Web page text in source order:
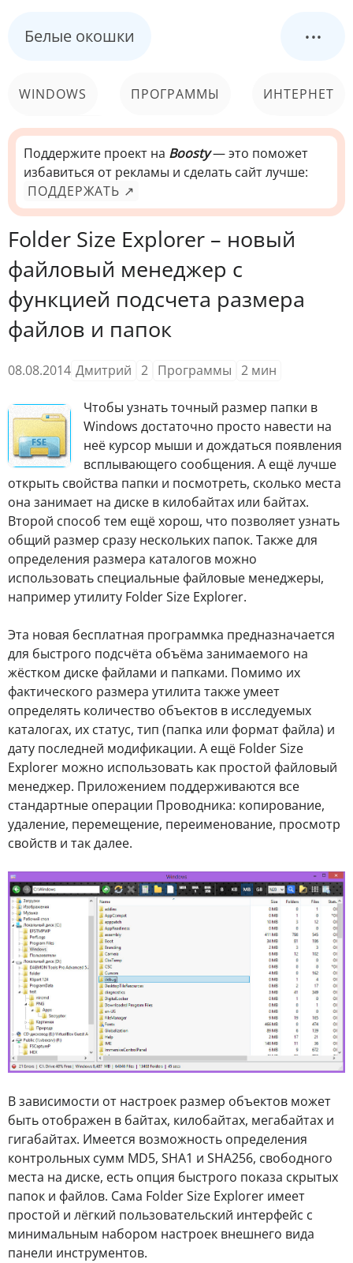
Белые окошки ...
WINDOWS ПРОГРАММЫ ИНТЕРНЕТ
КОМПЬЮТЕР
СИСТЕМА
Поддержите проект на Boosty— это поможет
избавиться от рекламы и сделать сайт лучше:
ПОДДЕРЖАТЬ ↗
Folder Size Explorer – новый
файловый менеджер с
функцией подсчета размера
файлов и папок
08.08.2014 Дмитрий 2 Программы 2 мин
Чтобы узнать точный размер папки в
Windows достаточно просто навести на
неё курсор мыши и дождаться появления
всплывающего сообщения. А ещё лучше
открыть свойства папки и посмотреть, сколько места
она занимает на диске в килобайтах или байтах.
Второй способ тем ещё хорош, что позволяет узнать
общий размер сразу нескольких папок. Также для
определения размера каталогов можно
использовать специальные файловые менеджеры,
например утилиту Folder Size Explorer.
Эта новая бесплатная программка предназначается
для быстрого подсчёта объёма занимаемого на
жёстком диске файлами и папками. Помимо их
фактического размера утилита также умеет
определять количество объектов в исследуемых
каталогах, их статус, тип (папка или формат файла) и
дату последней модификации. А ещё Folder Size
Explorer можно использовать как простой файловый
менеджер. Приложением поддерживаются все
стандартные операции Проводника: копирование,
удаление, перемещение, переименование, просмотр
свойств и так далее.
В зависимости от настроек размер объектов может
быть отображен в байтах, килобайтах, мегабайтах и
гигабайтах. Имеется возможность определения
контрольных сумм MD5, SHA1 и SHA256, свободного
места на диске, есть опция быстрого показа скрытых
папок и файлов. Сама Folder Size Explorer имеет
простой и лёгкий пользовательский интерфейс с
минимальным набором настроек внешнего вида
панели инструментов.